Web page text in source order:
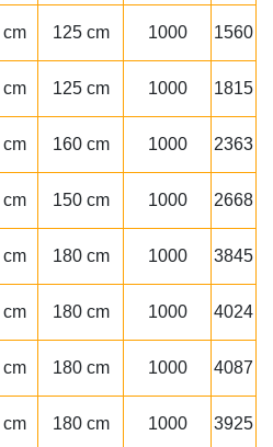
cm 125 cm 1000 1560
cm 125 cm 1000 1815
cm 160 cm 1000 2363
cm 150 cm 1000 2668
cm 180 cm 1000 3845
cm 180 cm 1000 4024
cm 180 cm 1000 4087
cm 180 cm 1000 3925